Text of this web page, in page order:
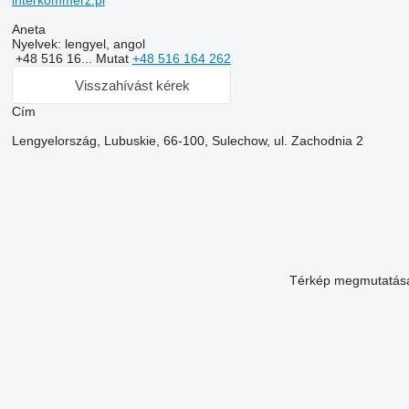
Aneta
Nyelvek: lengyel, angol
+48 516 16... Mutat +48 516 164 262
Visszahívást kérek
Сím
Lengyelország, Lubuskie, 66-100, Sulechow, ul. Zachodnia 2
Térkép